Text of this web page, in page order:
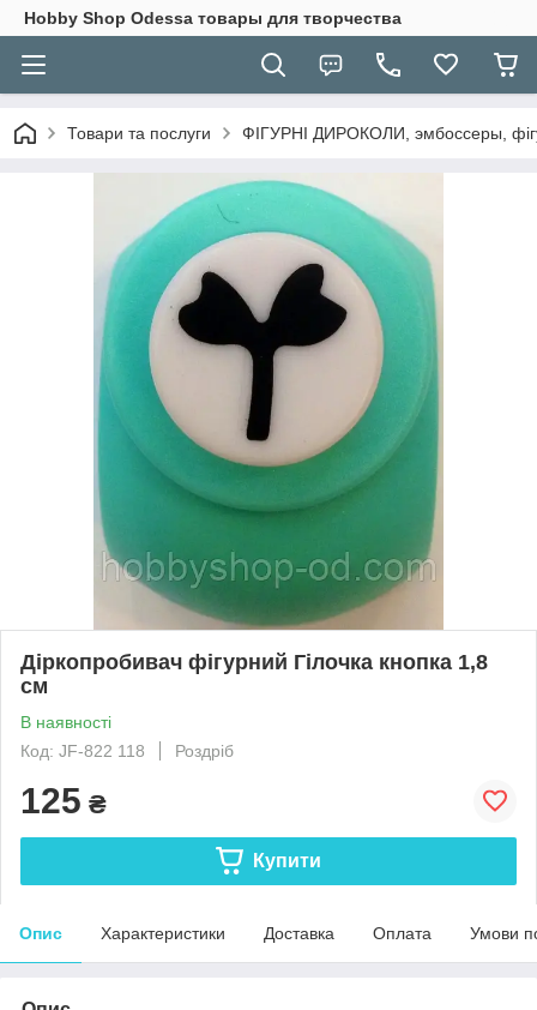
Hobbу Shop Odessa товары для творчества
Товари та послуги ФІГУРНІ ДИРОКОЛИ, эмбоссеры,
Діркопробивач фігурний Гілочка кнопка 1,8
см
В наявності
Код: JF-822 118
Роздріб
125 ₴
Купити
Опис Характеристики Доставка Оплата Умови